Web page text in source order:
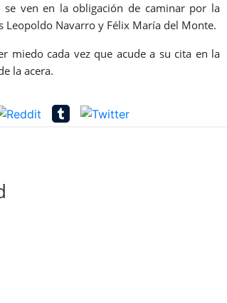
ven en la obligación de caminar por la
Navarro y Félix María del Monte.
miedo cada vez que acude a su cita en la
la acera.